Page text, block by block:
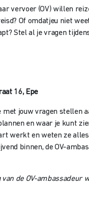
vervoer (OV) willen
Of omdatjeu niet
Stel al je vragen
13
16, Epe
jouw vragen stellen
en waar je kunt
werkt en weten ze
binnen, de OV-
van de OV-